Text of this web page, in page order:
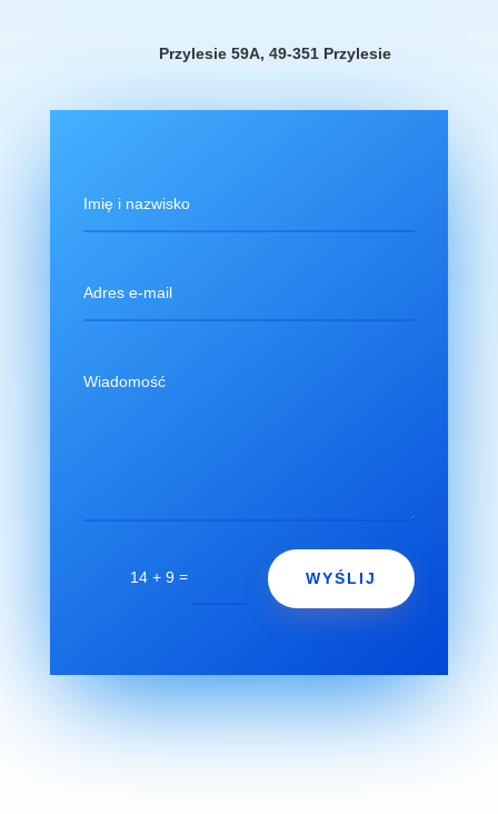
Przylesie 59A, 49-351 Przylesie
14 + 9 = WYŚLIJ